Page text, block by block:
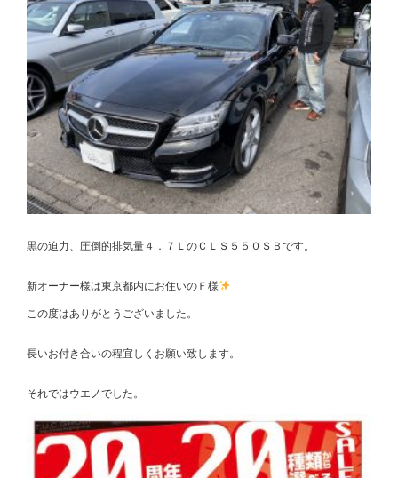
黒の迫力、圧倒的排気量４．７ＬのＣＬＳ５５０ＳＢです。
新オーナー様は東京都内にお住いのＦ様
この度はありがとうございました。
長いお付き合いの程宜しくお願い致します。
それではウエノでした。